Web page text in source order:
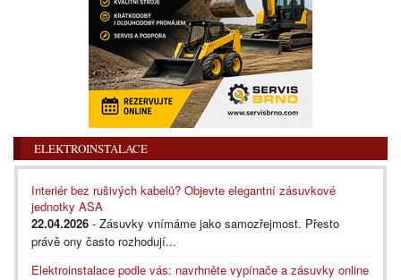
ELEKTROINSTALACE
Interiér bez rušivých kabelů? Objevte elegantní zásuvkové
jednotky ASA
22.04.2026 - Zásuvky vnímáme jako samozřejmost. Přesto
právě ony často rozhodují...
Elektroinstalace podle vás: navrhněte vypínače a zásuvky online